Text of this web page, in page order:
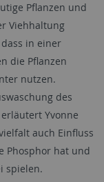
Pflanzen und
Viehhaltung
in einer
die Pflanzen
nutzen.
des
Yvonne
auch Einfluss
Phosphor hat und
spielen.